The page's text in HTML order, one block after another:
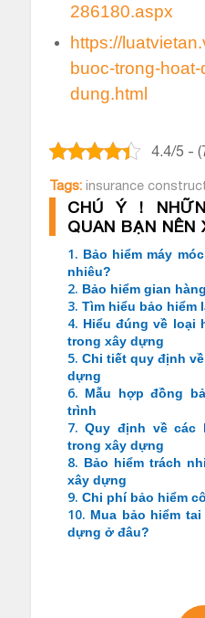
286180.aspx
https://
buoc-trong-
dung.html
4.4/5 -
Tags: insurance
CHÚ Ý !
QUAN BẠN NÊN
1. Bảo hiểm máy
nhiêu?
2. Bảo hiểm gian
3. Tìm hiểu bảo hiểm
4. Hiểu đúng về loại
trong xây dựng
5. Chi tiết quy định
dựng
6. Mẫu hợp đồng
trình
7.Quy định về các
trong xây dựng
8. Bảo hiểm trách
xây dựng
9. Chi phí bảo hiểm
10. Mua bảo hiểm
dựng ở đâu?